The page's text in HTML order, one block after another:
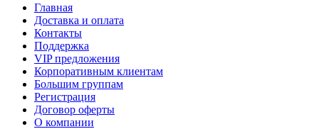
Главная
Доставка и оплата
Контакты
Поддержка
VIP предложения
Корпоративным клиентам
Большим группам
Регистрация
Договор оферты
О компании